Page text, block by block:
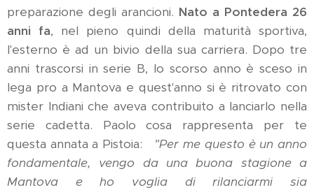
preparazione degli arancioni. Nato a Pontedera 26
anni fa, nel pieno quindi della maturità sportiva,
l'esterno è ad un bivio della sua carriera. Dopo tre
anni trascorsi in serie B, lo scorso anno è sceso in
lega pro a Mantova e quest'anno si è ritrovato con
mister Indiani che aveva contribuito a lanciarlo nella
serie cadetta. Paolo cosa rappresenta per te
questa annata a Pistoia: "Per me questo è un anno
fondamentale, vengo da una buona stagione a
Mantova e ho voglia di rilanciarmi sia